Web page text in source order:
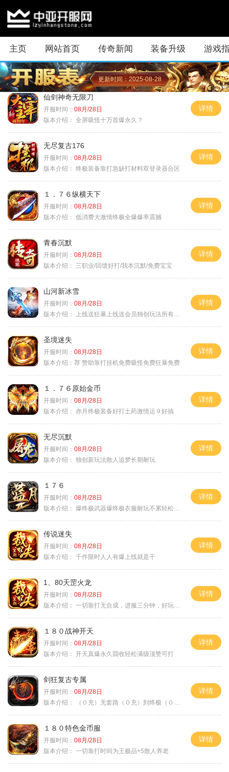
主页 网站首页 传奇新闻 装备升级 游戏
更新时间：2025-08-28
仙剑神奇无限刀
开服时间： 08月/28日
版本介绍： 全屏吸怪十万首爆永久？
详情
无尽复古176
开服时间： 08月/28日
版本介绍： 终极装备靠打急缺打材料双登录器合区
详情
１．７６纵横天下
开服时间： 08月/28日
版本介绍： 低消费大激情终极全爆爆率震撼
详情
青春沉默
开服时间： 08月/28日
版本介绍：
三职业/回馈好打/我本沉默/免费宝宝
详情
山河新冰雪
开服时间： 08月/28日
版本介绍：
上线送狂暴上线送会员独创玩法所有装备靠
详情
圣境迷失
开服时间： 08月/28日
版本介绍： 荐 赞助靠打挂机免费吸怪免费狂暴免费
详情
１．７６原始金币
开服时间： 08月/28日
版本介绍： 赤月终极装备好打土药激情运９好搞
详情
无尽沉默
开服时间： 08月/28日
版本介绍： 独创新玩法散人追梦长期耐玩
详情
１７６
开服时间： 08月/28日
版本介绍： 爆终极武器爆终极衣服耐玩不累轻松满级
详情
传说迷失
开服时间： 08月/28日
版本介绍： 千件限时人人有爆上线就是干
详情
1、80天罡火龙
开服时间： 08月/28日
版本介绍： 一切靠打无合成，进服三分钟，好玩一整年。
详情
１８０战神开天
开服时间： 08月/28日
版本介绍： 开天真爆永久囬收轻松满级顶赞可打
详情
剑狂复古专属
开服时间： 08月/28日
版本介绍：
（０充）无套路（０充）到终极（０充）爽
详情
１８０特色金币服
开服时间： 08月/28日
版本介绍： 一切靠打时间为王极品+5散人养老
详情